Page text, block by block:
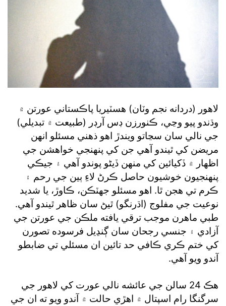
لاهور (دردانه نجم وٽان) هسٽيريا پاڪستاني عورتن ۾
وڌندو پيو وڃي، ڪنورزن ڊس آرڊر (طبيعت ۾ تبديلي)
جي نالي سان سڃاتو ويندڙ اهو ذهني مسئلو انهن
مريضن کي ٿيندو آهي جن کي پنهنجي خواهشن جي
اظهار ۾ ڏکيائين کي منهن ڏيڻو پوندو آهي ۽ جيڪي
پنهنجيون خوشيون حاصل ڪرڻ لاءِ ٻين جي رحم ۽
ڪرم تي هجن ٿا. اهو مسئلو جهٽڪن، ڪاوڙ، يا شديد
نوعيت جي مفلوج (اڌرنگو) ٿيڻ سان ظاهر ٿيندو آهي.
طبي ماهرن موجب ترقي يافته ملڪن جي عورتن جي
آزادي ۽ جنسي رجحان سان ڳنڍيل فرسوده تصورن
کي ختم ڪري ڪافي حد تائين ان مسئلي تي ضابطو
آندو ويو آهي.
هڪ 24 سالن جي عائشه نالي عورت کي لاهور جي
سرگنگا رام اسپتال ۾ اهڙي حالت ۾ آندو ويو ته ان جي